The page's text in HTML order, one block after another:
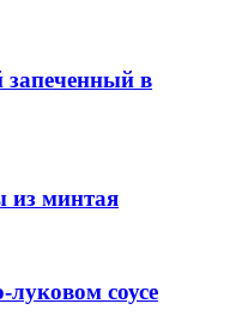
запеченный в
из минтая
соусе